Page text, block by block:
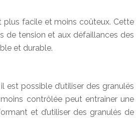
plus facile et moins coûteux. Cette
de tension et aux défaillances des
et durable.
possible d’utiliser des granulés
contrôlée peut entraîner une
et d’utiliser des granulés de